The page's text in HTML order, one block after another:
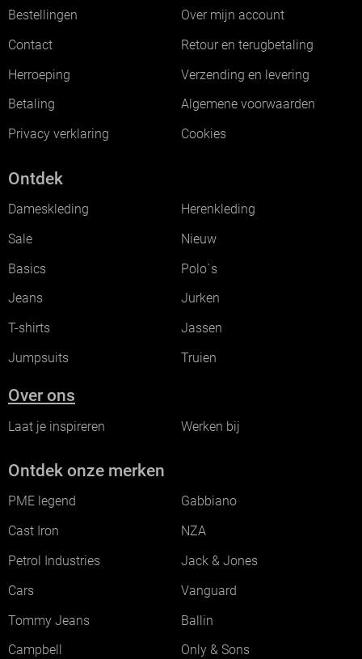
Bestellingen
Over mijn account
Contact
Retour en terugbetaling
Herroeping
Verzending en levering
Betaling
Algemene voorwaarden
Privacy verklaring
Cookies
Ontdek
Dameskleding
Herenkleding
Sale
Nieuw
Basics
Polo`s
Jeans
Jurken
T-shirts
Jassen
Jumpsuits
Truien
Over ons
Laat je inspireren Werken bij
Ontdek onze merken
PME legend
Gabbiano
Cast Iron
NZA
Petrol Industries
Jack & Jones
Cars
Vanguard
Tommy Jeans
Ballin
Campbell
Only & Sons